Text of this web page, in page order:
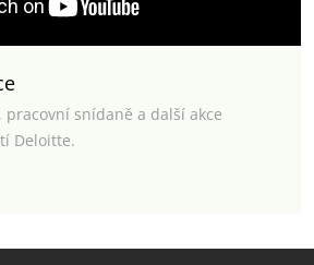
pracovní snídaně a další akce
Deloitte.